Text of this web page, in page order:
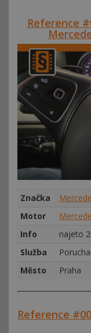
Reference
Značka
Motor
Info
najeto
Služba
Město
Praha
Reference